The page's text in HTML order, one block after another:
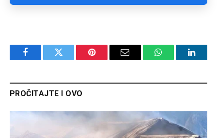
FacebookTwitter Pinterest Email WhatsApp
PROČITAJTE I OVO